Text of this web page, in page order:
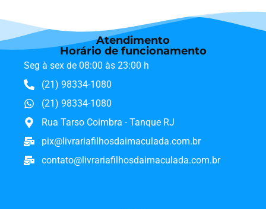
Atendimento
Horário de funcionamento
Seg à sex de 08:00 às 23:00 h
(21) 98334-1080
(21) 98334-1080
Rua Tarso Coimbra - Tanque RJ
pix@livrariafilhosdaimaculada.com.br
contato@livrariafilhosdaimaculada.com.br